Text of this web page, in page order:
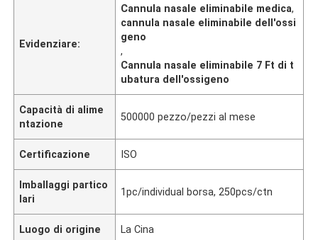
Evidenziare:
Cannula nasale eliminabile medica,
cannula nasale eliminabile dell'ossi
geno
,
Cannula nasale eliminabile 7 Ft di t
ubatura dell'ossigeno
Capacità di alime
ntazione
500000 pezzo/pezzi al mese
Certificazione ISO
Imballaggi partico
lari
1pc/individual borsa, 250pcs/ctn
Luogo di origine La Cina